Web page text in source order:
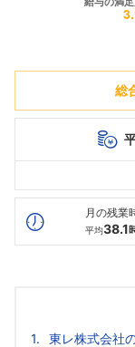
総
最高年収
月の残業
平均38.1
東レ株式会社